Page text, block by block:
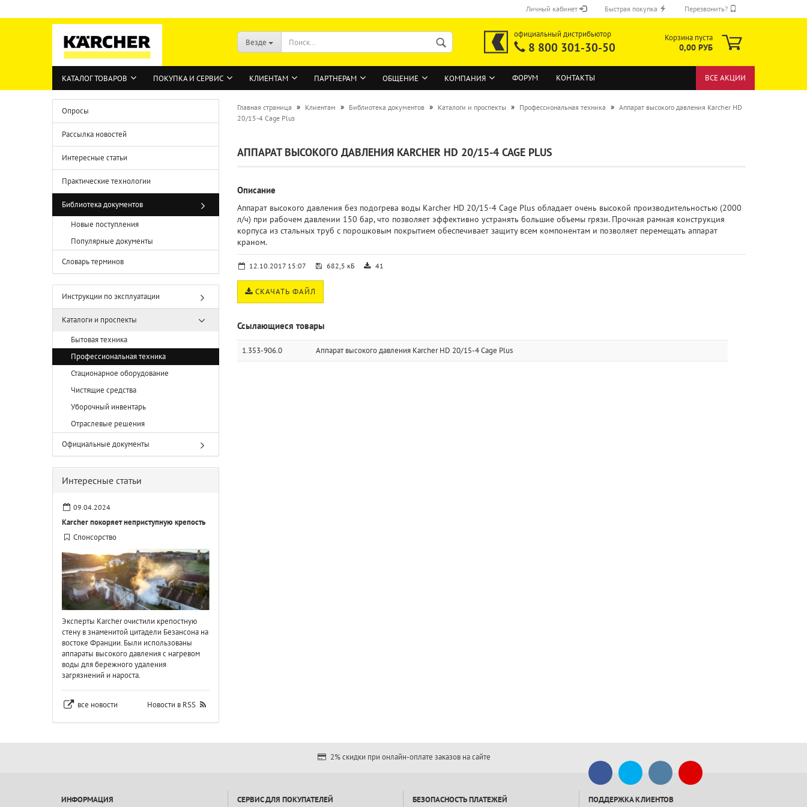
Личный кабинет Быстрая покупка Перезвонить?
Везде
официальный дистрибьютор
8 800 301-30-50
Корзина пуста
0,00 РУБ
КАТАЛОГ ТОВАРОВ ПОКУПКА И СЕРВИС КЛИЕНТАМ ПАРТНЕРАМ ОБЩЕНИЕ КОМПАНИЯ ФОРУМ КОНТАКТЫ ВСЕ АКЦИИ
Главная страница » Клиентам » Библиотека документов » Каталоги и проспекты » Профессиональная техника » Аппарат высокого давления Karcher HD
20/15-4 Cage Plus
АППАРАТ ВЫСОКОГО ДАВЛЕНИЯ KARCHER HD 20/15-4 CAGE PLUS
Описание
Аппарат высокого давления без подогрева воды Karcher HD 20/15-4 Cage Plus обладает очень высокой производительностью (2000
л/ч) при рабочем давлении 150 бар, что позволяет эффективно устранять большие объемы грязи. Прочная рамная конструкция
корпуса из стальных труб с порошковым покрытием обеспечивает защиту всем компонентам и позволяет перемещать аппарат
краном.
12.10.2017 15:07 682,5 кБ 41
СКАЧАТЬ ФАЙЛ
Ссылающиеся товары
1.353-906.0 Аппарат высокого давления Karcher HD 20/15-4 Cage Plus
Опросы
Рассылка новостей
Интересные статьи
Практические технологии
Библиотека документов
Новые поступления
Популярные документы
Словарь терминов
Инструкции по эксплуатации
Каталоги и проспекты
Бытовая техника
Профессиональная техника
Стационарное оборудование
Чистящие средства
Уборочный инвентарь
Отраслевые решения
Официальные документы
Интересные статьи
09.04.2024
Karcher покоряет неприступную крепость
Спонсорство
Эксперты Karcher очистили крепостную
стену в знаменитой цитадели Безансона на
востоке Франции. Были использованы
аппараты высокого давления с нагревом
воды для бережного удаления
загрязнений и нароста.
все новости Новости в RSS
2% скидки при онлайн-оплате заказов на сайте
ИНФОРМАЦИЯ СЕРВИС ДЛЯ ПОКУПАТЕЛЕЙ БЕЗОПАСНОСТЬ ПЛАТЕЖЕЙ ПОДДЕРЖКА КЛИЕНТОВ